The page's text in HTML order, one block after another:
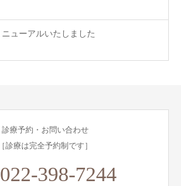
ューアルいたしました
診療予約・お問い合わせ
［診療は完全予約制です］
022-398-7244